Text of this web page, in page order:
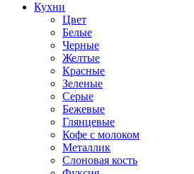
Кухни
Цвет
Белые
Черные
Желтые
Красные
Зеленые
Серые
Бежевые
Глянцевые
Кофе с молоком
Металлик
Слоновая кость